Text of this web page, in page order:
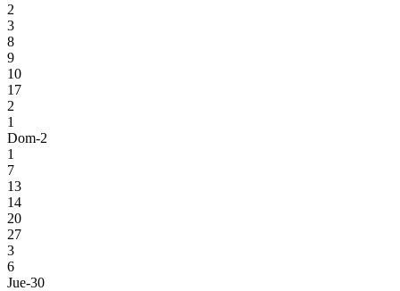
2
3
8
9
10
17
2
1
Dom-2
1
7
13
14
20
27
3
6
Jue-30